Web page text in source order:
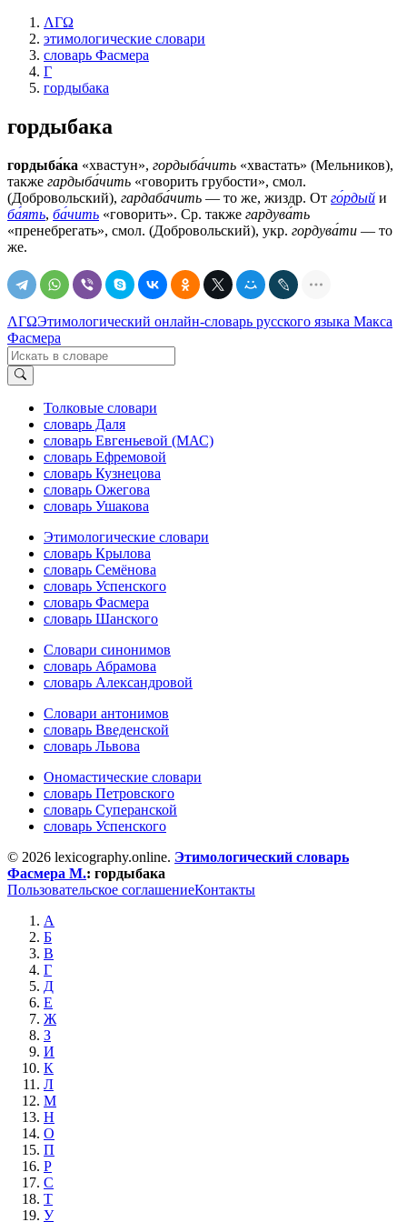
ΛΓΩ
этимологические словари
словарь Фасмера
Г
гордыбака
гордыбака
гордыба́ка «хвастун», гордыба́чить «хвастать» (Мельников),
также гардыба́чить «говорить грубости», смол.
(Добровольский), гардаба́чить — то же, жиздр. От го́рдый и
ба́ять, ба́чить «говорить». Ср. также гардува́ть
«пренебрегать», смол. (Добровольский), укр. гордува́ти — то
же.
ΛΓΩЭтимологический онлайн-словарь русского языка Макса
Фасмера
Толковые словари
словарь Даля
словарь Евгеньевой (МАС)
словарь Ефремовой
словарь Кузнецова
словарь Ожегова
словарь Ушакова
Этимологические словари
словарь Крылова
словарь Семёнова
словарь Успенского
словарь Фасмера
словарь Шанского
Словари синонимов
словарь Абрамова
словарь Александровой
Словари антонимов
словарь Введенской
словарь Львова
Ономастические словари
словарь Петровского
словарь Суперанской
словарь Успенского
© 2026 lexicography.online. Этимологический словарь
Фасмера М.: гордыбака
Пользовательское соглашениеКонтакты
А
Б
В
Г
Д
Е
Ж
З
И
К
Л
М
Н
О
П
Р
С
Т
У